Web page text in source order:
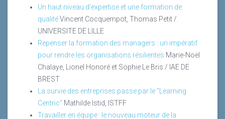
Un haut niveau d'expertise et une formation de
qualitéVincent Cocquempot, Thomas Petit /
UNIVERSITE DE LILLE
Repenser la formation des managers : un impératif
pour rendre les organisations résilientes Marie-Noël
Chalaye, Lionel Honoré et Sophie Le Bris / IAE DE
BREST
La survie des entreprises passe par le "Learning
Centric" Mathilde Istid, ISTFF
Travailler en équipe : le nouveau moteur de la